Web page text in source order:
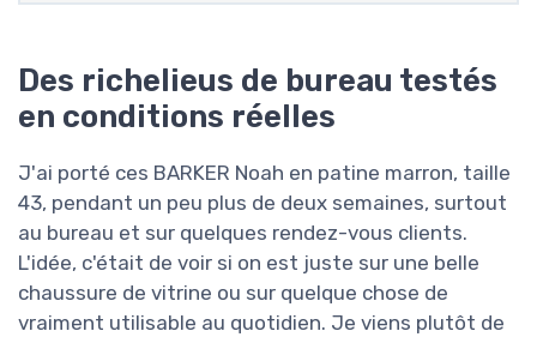
Des richelieus de bureau testés
en conditions réelles
J'ai porté ces BARKER Noah en patine marron, taille
43, pendant un peu plus de deux semaines, surtout
au bureau et sur quelques rendez-vous clients.
L'idée, c'était de voir si on est juste sur une belle
chaussure de vitrine ou sur quelque chose de
vraiment utilisable au quotidien. Je viens plutôt de